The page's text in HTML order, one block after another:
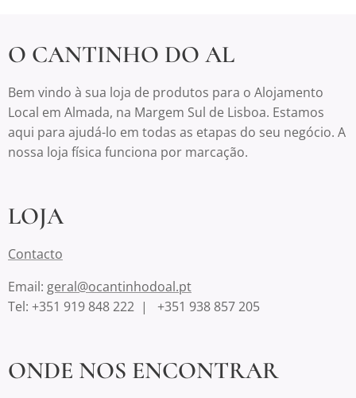
O CANTINHO DO AL
Bem vindo à sua loja de produtos para o Alojamento
Local em Almada, na Margem Sul de Lisboa. Estamos
aqui para ajudá-lo em todas as etapas do seu negócio. A
nossa loja física funciona por marcação.
LOJA
Contacto
Email: geral@ocantinhodoal.pt
Tel: +351 919 848 222 | +351 938 857 205
ONDE NOS ENCONTRAR